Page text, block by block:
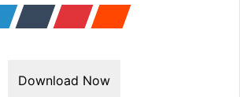
Download Now